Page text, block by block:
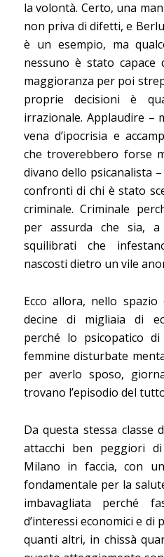
la volontà. Certo, una
non priva di difetti, e
è un esempio, ma
nessuno è stato capace
maggioranza per poi
proprie decisioni è
irrazionale. Applaudire –
vena d’ipocrisia e
che troverebbero forse
divano dello psicanalista
confronti di chi è stato
criminale. Criminale
per assurda che sia,
squilibrati che
nascosti dietro un vile
Ecco allora, nello
decine di migliaia di
perché lo psicopatico
femmine disturbate
per averlo sposo,
trovano l’episodio del
Da questa stessa classe
attacchi ben peggiori
Milano in faccia, con
fondamentale per la
imbavagliata perché
d’interessi economici e di
quanti altri, in chissà